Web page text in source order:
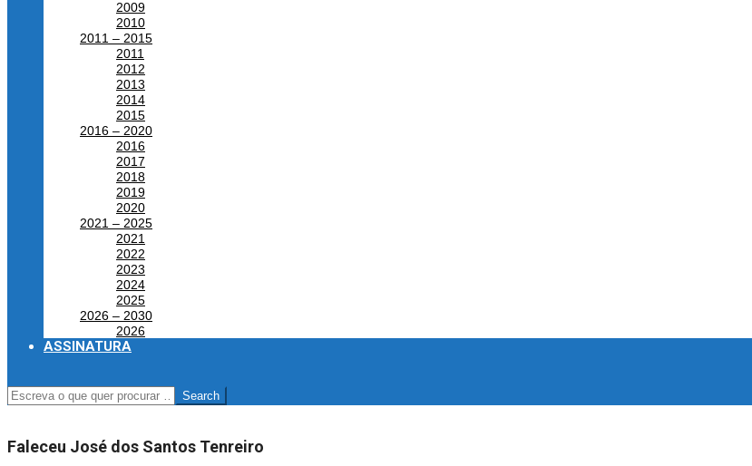
2009
2010
2011 – 2015
2011
2012
2013
2014
2015
2016 – 2020
2016
2017
2018
2019
2020
2021 – 2025
2021
2022
2023
2024
2025
2026 – 2030
2026
ASSINATURA
SEARCH
Faleceu José dos Santos Tenreiro